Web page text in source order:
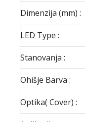
Dimenzija (mm) :
LED Type :
Stanovanja :
Ohišje Barva :
Optika( Cover) :